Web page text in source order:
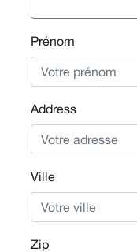
Prénom
Address
Ville
Zip